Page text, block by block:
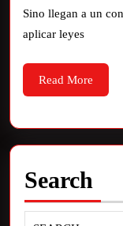
Sino llegan a un
aplicar leyes
Read More
Search